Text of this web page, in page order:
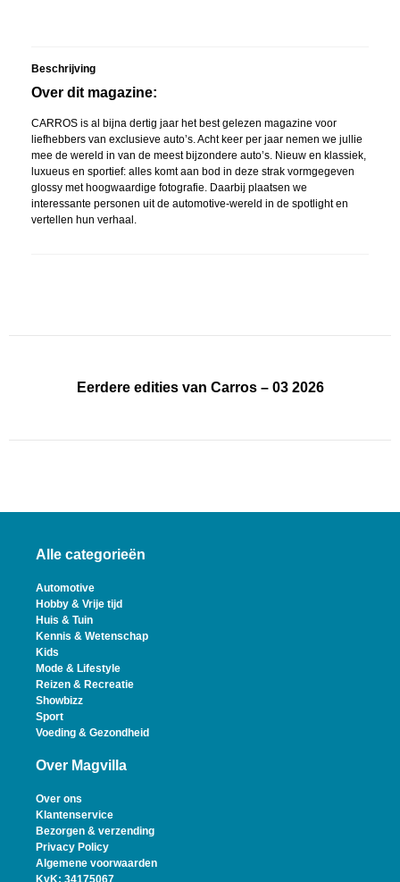
Beschrijving
Over dit magazine:
CARROS is al bijna dertig jaar het best gelezen magazine voor
liefhebbers van exclusieve auto’s. Acht keer per jaar nemen we jullie
mee de wereld in van de meest bijzondere auto’s. Nieuw en klassiek,
luxueus en sportief: alles komt aan bod in deze strak vormgegeven
glossy met hoogwaardige fotografie. Daarbij plaatsen we
interessante personen uit de automotive-wereld in de spotlight en
vertellen hun verhaal.
Eerdere edities van Carros – 03 2026
Alle categorieën
Automotive
Hobby & Vrije tijd
Huis & Tuin
Kennis & Wetenschap
Kids
Mode & Lifestyle
Reizen & Recreatie
Showbizz
Sport
Voeding & Gezondheid
Over Magvilla
Over ons
Klantenservice
Bezorgen & verzending
Privacy Policy
Algemene voorwaarden
KvK: 34175067